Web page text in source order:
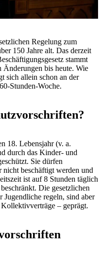
Regelung zum
150 Jahre alt. Das derzeit
stammt
Änderungen bis heute. Wie
sich allein schon an der
Stunden-Woche.
18. Lebensjahr (v. a.
durch das Kinder- und
Sie dürfen
beschäftigt werden und
ist auf 8 Stunden täglich
Die gesetzlichen
regeln, sind aber
– geprägt.